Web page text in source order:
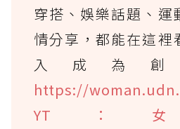
穿搭、娛樂話題、運
情分享，都能在這裡
入成為創
https://
YT：